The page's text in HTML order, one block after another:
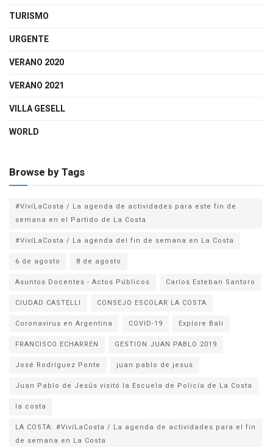
TURISMO
URGENTE
VERANO 2020
VERANO 2021
VILLA GESELL
WORLD
Browse by Tags
#VivíLaCosta / La agenda de actividades para este fin de
semana en el Partido de La Costa
#VivíLaCosta / La agenda del fin de semana en La Costa
6 de agosto
8 de agosto
Asuntos Docentes - Actos Públicos
Carlos Esteban Santoro
CIUDAD CASTELLI
CONSEJO ESCOLAR LA COSTA
Coronavirus en Argentina
COVID-19
Explore Bali
FRANCISCO ECHARREN
GESTION JUAN PABLO 2019
José Rodríguez Ponte
juan pablo de jesus
la costa
LA COSTA: #VivíLaCosta / La agenda de actividades para el fin
de semana en La Costa